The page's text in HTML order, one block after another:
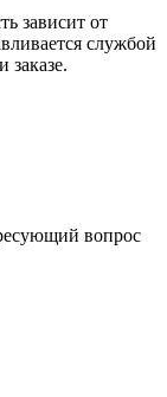
зависит от
службой
заказе.
вопрос